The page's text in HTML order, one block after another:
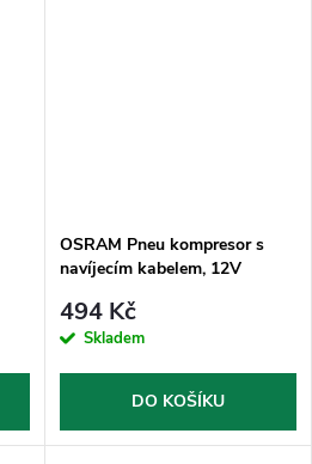
OSRAM Pneu kompresor s
navíjecím kabelem, 12V
494 Kč
Skladem
DO KOŠÍKU